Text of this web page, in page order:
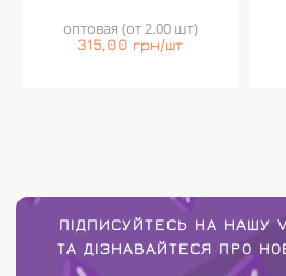
оптовая (от 2.00 шт)
315,00 грн/шт
ПІДПИСУЙТЕСЬ НА НАШУ
ТА ДІЗНАВАЙТЕСЯ ПРО